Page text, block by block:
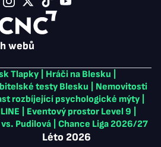
webů
Tlapky Hráči na Blesku
testy Blesku
Nemovitosti
rozbíjející psychologické mýty
Eventový prostor Level 9
vs. Pudilová
Chance Liga 2026/27
Léto 2026